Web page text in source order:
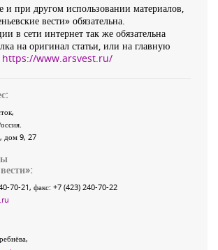
и при другом использовании материалов,
вести» обязательна.
в сети интернет так же обязательна
на оригинал статьи, или на главную
https://www.arsvest.ru/
,
, дом 9, 27
»:
70-21, факс: +7 (423) 240-70-22